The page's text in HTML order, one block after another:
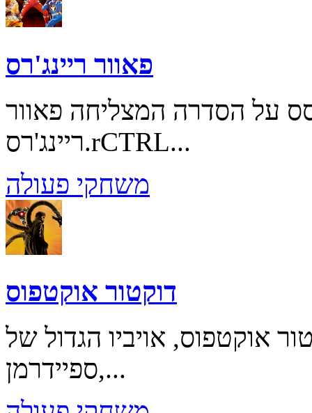
פאוור ריינג'רס
על הסדרה המצליחה פאוור
ריינג'רס.rCTRL...
משחקי פעולה
דוקטור אוקטפוס
אוקטפוס, אויביו הגדול של
ספיידרמן,...